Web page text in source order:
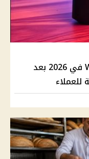
أسعار باقات الإنترنت الأرضي من WE في 2026 بعد
للعملاء